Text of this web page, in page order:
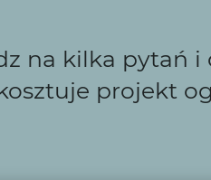
na kilka pytań i
projekt